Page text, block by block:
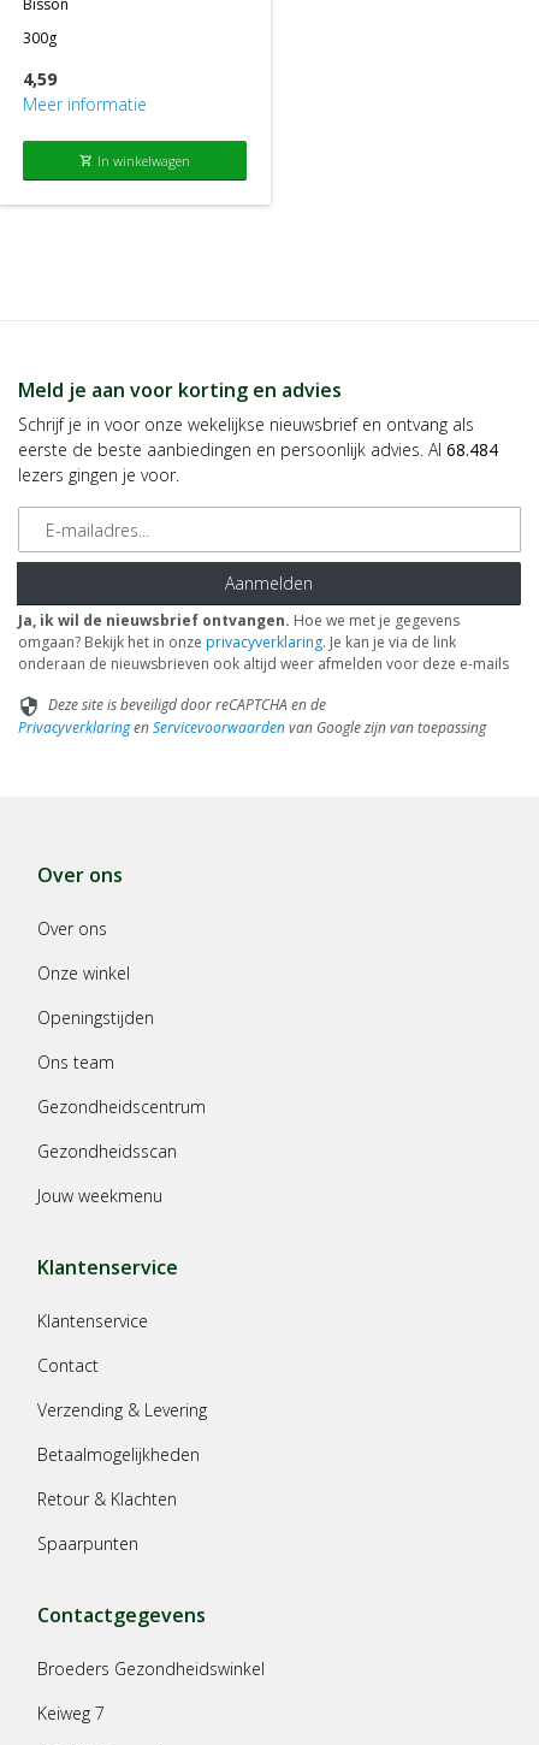
bisson
300g
4,59
Meer informatie
shopping_cart In winkelwagen
Meld je aan voor korting en advies
Schrijf je in voor onze wekelijkse nieuwsbrief en ontvang als
eerste de beste aanbiedingen en persoonlijk advies. Al 68.484
lezers gingen je voor.
E-mailadres
Aanmelden
Ja, ik wil de nieuwsbrief ontvangen. Hoe we met je gegevens
omgaan? Bekijk het in onze privacyverklaring. Je kan je via de link
onderaan de nieuwsbrieven ook altijd weer afmelden voor deze e-mails
security Deze site is beveiligd door reCAPTCHA en de
PrivacyverklaringenServicevoorwaardenvan Google zijn van toepassing
Over ons
Over ons
Onze winkel
Openingstijden
Ons team
Gezondheidscentrum
Gezondheidsscan
Jouw weekmenu
Klantenservice
Klantenservice
Contact
Verzending & Levering
Betaalmogelijkheden
Retour & Klachten
Spaarpunten
Contactgegevens
Broeders Gezondheidswinkel
Keiweg 7